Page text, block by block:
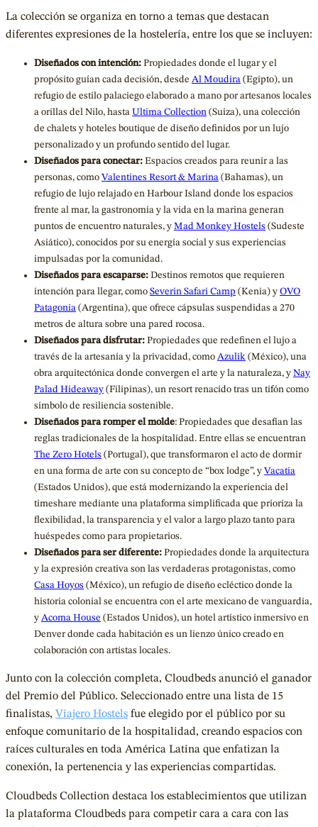
La colección se organiza en torno a temas que destacan
diferentes expresiones de la hostelería, entre los que se incluyen:
Diseñados con intención: Propiedades donde el lugar y el
propósito guían cada decisión, desde Al Moudira (Egipto), un
refugio de estilo palaciego elaborado a mano por artesanos locales
a orillas del Nilo, hasta Ultima Collection (Suiza), una colección
de chalets y hoteles boutique de diseño definidos por un lujo
personalizado y un profundo sentido del lugar.
Diseñados para conectar: Espacios creados para reunir a las
personas, como Valentines Resort & Marina (Bahamas), un
refugio de lujo relajado en Harbour Island donde los espacios
frente al mar, la gastronomía y la vida en la marina generan
puntos de encuentro naturales, y Mad Monkey Hostels (Sudeste
Asiático), conocidos por su energía social y sus experiencias
impulsadas por la comunidad.
Diseñados para escaparse: Destinos remotos que requieren
intención para llegar, como Severin Safari Camp (Kenia) y OVO
Patagonia (Argentina), que ofrece cápsulas suspendidas a 270
metros de altura sobre una pared rocosa.
Diseñados para disfrutar: Propiedades que redefinen el lujo a
través de la artesanía y la privacidad, como Azulik (México), una
obra arquitectónica donde convergen el arte y la naturaleza, y Nay
Palad Hideaway (Filipinas), un resort renacido tras un tifón como
símbolo de resiliencia sostenible.
Diseñados para romper el molde: Propiedades que desafían las
reglas tradicionales de la hospitalidad. Entre ellas se encuentran
The Zero Hotels (Portugal), que transformaron el acto de dormir
en una forma de arte con su concepto de “box lodge”, y Vacatia
(Estados Unidos), que está modernizando la experiencia del
timeshare mediante una plataforma simplificada que prioriza la
flexibilidad, la transparencia y el valor a largo plazo tanto para
huéspedes como para propietarios.
Diseñados para ser diferente: Propiedades donde la arquitectura
y la expresión creativa son las verdaderas protagonistas, como
Casa Hoyos (México), un refugio de diseño ecléctico donde la
historia colonial se encuentra con el arte mexicano de vanguardia,
y Acoma House (Estados Unidos), un hotel artístico inmersivo en
Denver donde cada habitación es un lienzo único creado en
colaboración con artistas locales.
Junto con la colección completa, Cloudbeds anunció el ganador
del Premio del Público. Seleccionado entre una lista de 15
finalistas, Viajero Hostels fue elegido por el público por su
enfoque comunitario de la hospitalidad, creando espacios con
raíces culturales en toda América Latina que enfatizan la
conexión, la pertenencia y las experiencias compartidas.
Cloudbeds Collection destaca los establecimientos que utilizan
la plataforma Cloudbeds para competir cara a cara con las